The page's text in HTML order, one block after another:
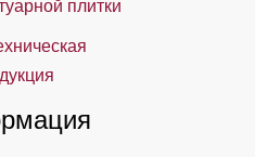
плитки